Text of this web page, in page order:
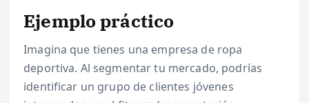
Ejemplo práctico
Imagina que tienes una empresa de ropa
deportiva. Al segmentar tu mercado, podrías
identificar un grupo de clientes jóvenes